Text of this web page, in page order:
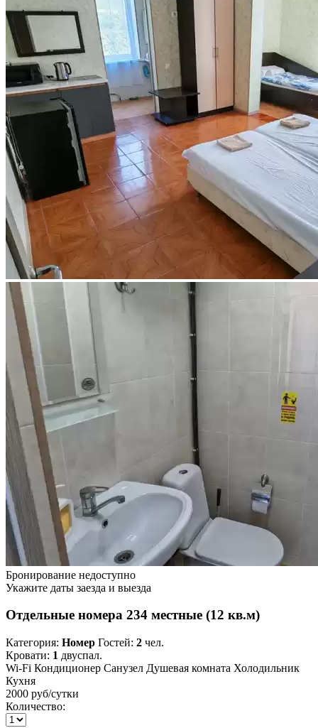
Бронирование недоступно
Укажите даты заезда и выезда
Отдельные номера 234 местные (12 кв.м)
Категория: Номер Гостей: 2 чел.
Кровати: 1 двуспал.
Wi-Fi Кондиционер Санузел Душевая комната Холодильник
Кухня
2000 руб/сутки
Количество: